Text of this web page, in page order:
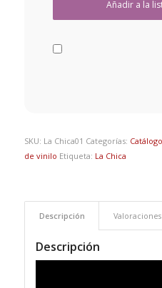
SKU: La Chica01 Categorías:
de vinilo Etiqueta: La Chica
Descripción Valoraciones
Descripción